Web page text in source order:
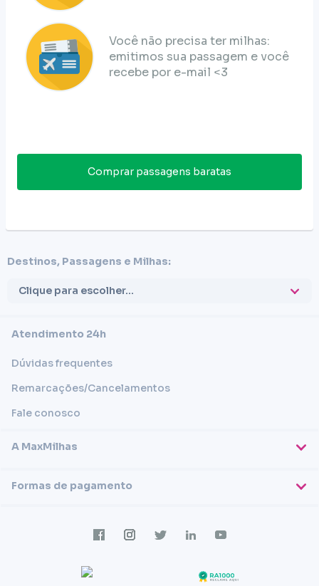
Você não precisa ter milhas:
emitimos sua passagem e você
recebe por e-mail <3
Comprar passagens baratas
Destinos, Passagens e Milhas:
Clique para escolher...
A MaxMilhas
Termos e condições
Atendimento 24h
Dúvidas frequentes
Remarcações/Cancelamentos
Fale conosco
Formas de pagamento